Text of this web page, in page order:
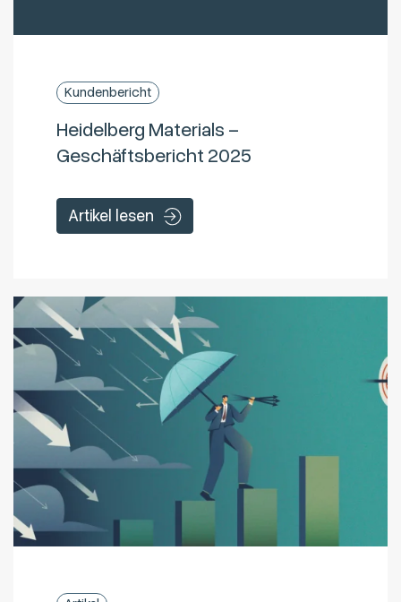
Kundenbericht
Heidelberg Materials –
Geschäftsbericht 2025
Artikel lesen